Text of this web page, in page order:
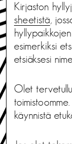
Kirjaston
sheetistä,
esimerkiksi
etsiäksesi
Olet
käynnistä